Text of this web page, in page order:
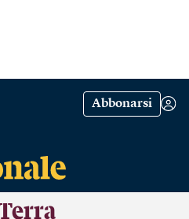
Abbonarsi